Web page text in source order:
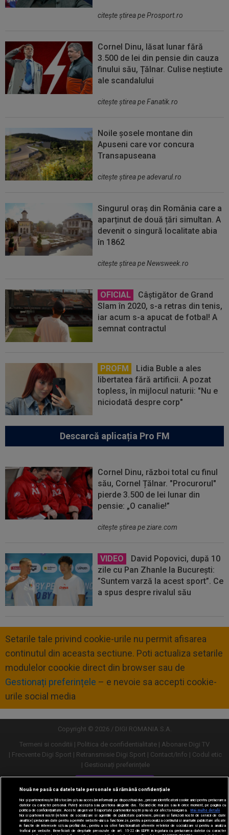
citeşte ştirea pe Prosport.ro
Cornel Dinu, lăsat lunar fără
3.500 de lei din pensie din cauza
finului său, Țălnar. Culise neștiute
ale scandalului
citeşte ştirea pe Fanatik.ro
Noile șosele montane din
Apuseni care vor concura
Transapuseana
citeşte ştirea pe adevarul.ro
Singurul oraș din România care a
aparținut de două țări simultan. A
devenit o singură localitate abia
în 1862
citeşte ştirea pe Newsweek.ro
OFICIAL
Câștigător de Grand
Slam în 2020, s-a retras din tenis,
iar acum s-a apucat de fotbal! A
semnat contractul
PROFM
Lidia Buble a ales
libertatea fără artificii. A pozat
topless, în mijlocul naturii: "Nu e
niciodată despre corp"
Descarcă aplicația Pro FM
Cornel Dinu, război total cu finul
său, Cornel Țălnar. "Procurorul"
pierde 3.500 de lei lunar din
pensie: „O canalie!”
citeşte ştirea pe ziare.com
VIDEO
David Popovici, după 10
zile cu Pan Zhanle la București:
”Suntem varză la acest sport”. Ce
a spus despre rivalul său
Setarile tale privind cookie-urile nu permit afisarea
continutul din aceasta sectiune. Poti actualiza setarile
modulelor coookie direct din browser sau de
Gestionați preferințele – e nevoie sa accepti cookie-
urile social media
Copyright © 2026 / DIGI ROMANIA S.A.
Termeni si conditii
Politica de confidentialitate
Abonare Digi TV
Frecvente Digi Sport
Retransmisie Digi Sport Contact/Info
Codul etic
Gestionați preferințele
Versiune desktop
Nouă ne pasă ca datele tale personale să rămână confidențiale
Noi și partenerii noștri30stocăm și/sau accesăm informații pe dispozitivul dvs., precum identificatorii cookie unici pentru prelucrarea
datelor cu caracter personal. Puteți accepta sau gestiona alegerile dvs. făcând clic mai jos sau în orice moment, pe pagina cu
politica de confidențialitate. Aceste alegeri vor fi raportate partenerilor noștri și nu vă vor afecta navigarea.
Mai multe detalii
Noi si partenerii nostri (retelele de socializare si agentiile de publicitate partenere, precum si furnizorii nostri de servicii de date
analitice) prelucram date pentru a permite website-ului sa functioneze, pentru a personaliza continutul si anunturile publicitare afisate
in functie de interesele si/sau profilul dvs., pentru a va oferi functionalitati aferente retelelor de socializare si pentru a analiza
traficul pe website. Beneficiati de drepturile prevazute de art. 15-22 din GDPR in legatura cu prelucrarea datelor cu caracter